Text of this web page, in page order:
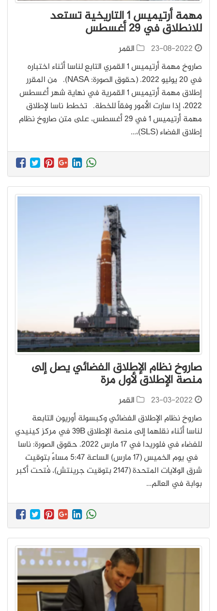
مهمة أرتيميس 1 التاريخية تستعد
للانطلاق في 29 أغسطس
23-08-2022
القمر
صاروخ مهمة أرتيميس 1 القمري التابع لناسا أثناء اختباره
في 20 يوليو 2022. (حقوق الصورة: NASA). من المقرر
إطلاق مهمة أرتيميس 1 القمرية في نهاية شهر أغسطس
2022، إذا سارت الأمور وفقاً للخطة. تخطط ناسا لإطلاق
مهمة أرتيميس 1 في 29 أغسطس، على متن صاروخ نظام
إطلاق الفضاء (SLS)،…
صاروخ نظام الإطلاق الفضائي يصل إلى
منصة الإطلاق لأول مرة
23-03-2022
القمر
صاروخ نظام الإطلاق الفضائي وكبسولة أوريون التابعة
لناسا أثناء نقلهما إلى منصة الإطلاق 39B في مركز كينيدي
للفضاء في فلوريدا في 17 مارس 2022. حقوق الصورة: ناسا
في يوم الخميس (17 مارس) الساعة 5:47 مساءً بتوقيت
شرق الولايات المتحدة (2147 بتوقيت جرينتش)، فُتحت أكبر
بوابة في العالم…